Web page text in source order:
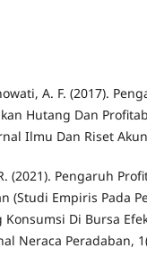
A. F. (2017).
Hutang Dan
Ilmu Dan Riset
(2021). Pengaruh
(Studi Empiris Pada
Di Bursa
Neraca Peradaban,